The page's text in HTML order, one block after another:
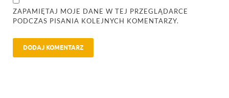
ZAPAMIĘTAJ MOJE DANE W TEJ PRZEGLĄDARCE
PODCZAS PISANIA KOLEJNYCH KOMENTARZY.